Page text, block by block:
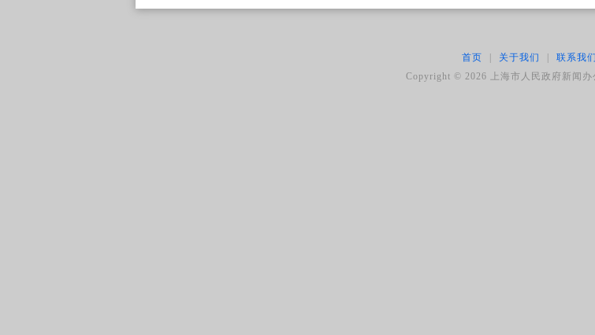
首页 关于我们
联系我们
Copyright © 2026 上海市人民政府新闻